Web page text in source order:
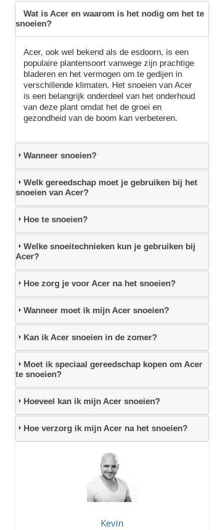
Wat is Acer en waarom is het nodig om het te
snoeien?
Acer, ook wel bekend als de esdoorn, is een
populaire plantensoort vanwege zijn prachtige
bladeren en het vermogen om te gedijen in
verschillende klimaten. Het snoeien van Acer
is een belangrijk onderdeel van het onderhoud
van deze plant omdat het de groei en
gezondheid van de boom kan verbeteren.
Wanneer snoeien?
Welk gereedschap moet je gebruiken bij het
snoeien van Acer?
Hoe te snoeien?
Welke snoeitechnieken kun je gebruiken bij
Acer?
Hoe zorg je voor Acer na het snoeien?
Wanneer moet ik mijn Acer snoeien?
Kan ik Acer snoeien in de zomer?
Moet ik speciaal gereedschap kopen om Acer
te snoeien?
Hoeveel kan ik mijn Acer snoeien?
Hoe verzorg ik mijn Acer na het snoeien?
Kevin